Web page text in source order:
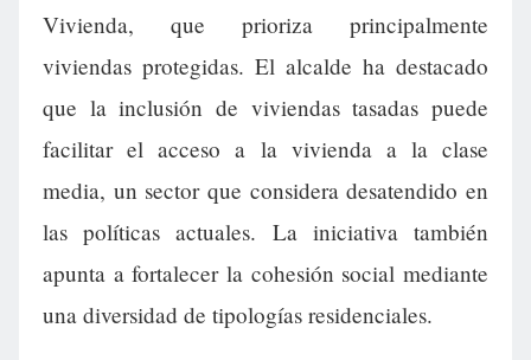
Vivienda, que prioriza principalmente
viviendas protegidas. El alcalde ha destacado
que la inclusión de viviendas tasadas puede
facilitar el acceso a la vivienda a la clase
media, un sector que considera desatendido en
las políticas actuales. La iniciativa también
apunta a fortalecer la cohesión social mediante
una diversidad de tipologías residenciales.